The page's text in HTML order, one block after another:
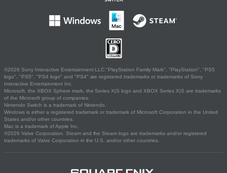
©2026 Sony Interactive Entertainment LLC."PlayStation Family Mark", "PlayStation", "PS5
logo", "PS5", "PS4 logo" and "PS4" are registered trademarks or trademarks of Sony
Interactive Entertainment Inc.
Microsoft, the XBOX Sphere mark, the Series X|S logo and XBOX Series X|S are trademarks
of the Microsoft group of companies.
Nintendo Switch is a trademark of Nintendo.
Windows is either a registered trademark or trademark of Microsoft Corporation in the United
States and/or other countries.
Mac is a trademark of Apple Inc.
©2026 Valve Corporation. Steam and the Steam logo are trademarks and/or registered
trademarks of Valve Corporation in the U.S. and/or other countries.